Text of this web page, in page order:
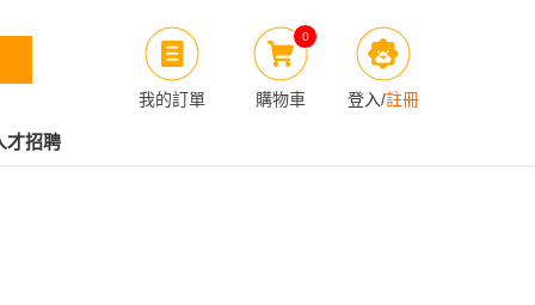
我的訂單
0
購物車 登入/註冊
才招聘